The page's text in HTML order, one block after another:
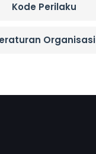
Kode Perilaku
Organisasi